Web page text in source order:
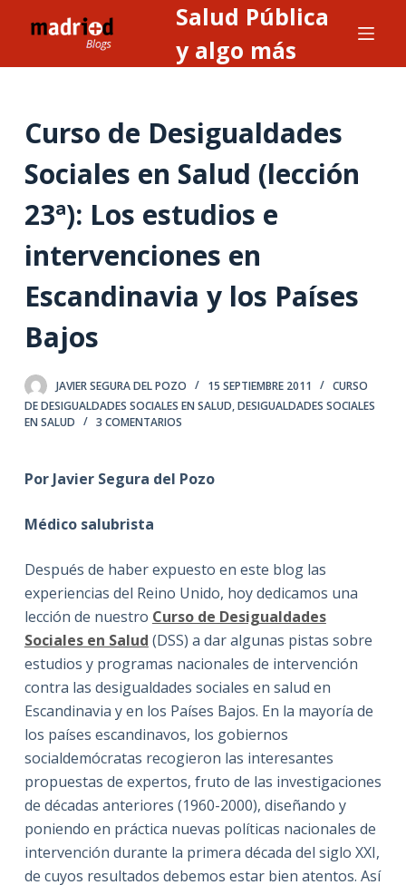
l
a
n
o
Salud Pública
y algo más
Curso de Desigualdades
Sociales en Salud (lección
23ª): Los estudios e
intervenciones en
Escandinavia y los Países
Bajos
JAVIER SEGURA DEL POZO 15 SEPTIEMBRE 2011
CURSO
DE DESIGUALDADES SOCIALES EN SALUD,DESIGUALDADES SOCIALES
EN SALUD
3 COMENTARIOS
Por Javier Segura del Pozo
Médico salubrista
Después de haber expuesto en este blog las
experiencias del Reino Unido, hoy dedicamos una
lección de nuestro Curso de Desigualdades
Sociales en Salud (DSS) a dar algunas pistas sobre
estudios y programas nacionales de intervención
contra las desigualdades sociales en salud en
Escandinavia y en los Países Bajos. En la mayoría de
los países escandinavos, los gobiernos
socialdemócratas recogieron las interesantes
propuestas de expertos, fruto de las investigaciones
de décadas anteriores (1960-2000), diseñando y
poniendo en práctica nuevas políticas nacionales de
intervención durante la primera década del siglo XXI,
de cuyos resultados debemos estar bien atentos. Así